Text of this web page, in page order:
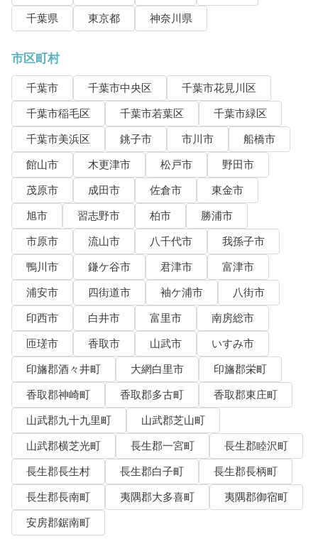
千葉県
東京都 神奈川県
市区町村
千葉市 千葉市中央区
千葉市花見川区
千葉市稲毛区
千葉市若葉区
千葉市緑区
千葉市美浜区
銚子市 市川市
船橋市
館山市
木更津市 松戸市
野田市
茂原市
成田市 佐倉市
東金市
旭市
習志野市 柏市
勝浦市
市原市
流山市 八千代市
我孫子市
鴨川市
鎌ケ谷市 君津市
富津市
浦安市
四街道市 袖ケ浦市
八街市
印西市
白井市 富里市
南房総市
匝瑳市
香取市 山武市
いすみ市
印旛郡酒々井町
大網白里市
印旛郡栄町
香取郡神崎町
香取郡多古町
香取郡東庄町
山武郡九十九里町
山武郡芝山町
山武郡横芝光町
長生郡一宮町
長生郡睦沢町
長生郡長生村
長生郡白子町
長生郡長柄町
長生郡長南町
夷隅郡大多喜町
夷隅郡御宿町
安房郡鋸南町